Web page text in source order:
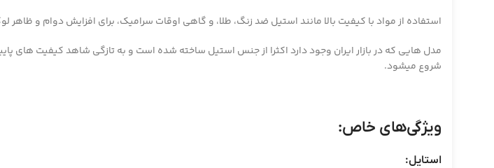
استفاده از مواد با کیفیت بالا مانند استیل ضد زنگ، طلا، و گاهی اوقات سرامیک، برای افزایش دوام و
شروع میشود.
ویژگی‌های خاص:
استایل: